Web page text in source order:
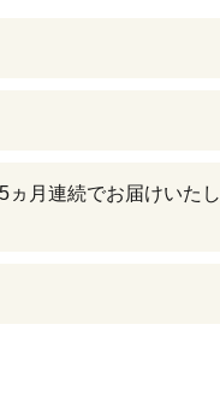
ヵ月連続でお届けいたし